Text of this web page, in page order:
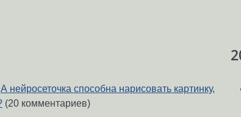
А нейросеточка способна нарисовать картинку,
(20 комментариев)